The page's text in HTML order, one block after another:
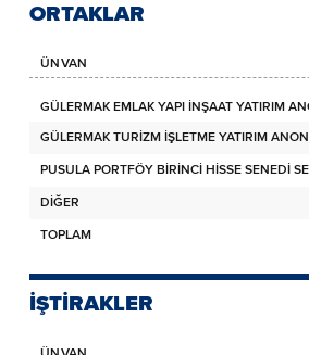
ORTAKLAR
ÜNVAN
GÜLERMAK EMLAK YAPI İNŞAAT YATIRIM
GÜLERMAK TURİZM İŞLETME YATIRIM
PUSULA PORTFÖY BİRİNCİ HİSSE SENEDİ
DİĞER
TOPLAM
İŞTİRAKLER